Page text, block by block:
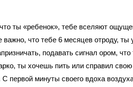
ты «ребенок», тебе вселяют
что тебе 6 месяцев отроду, ты
подавать сигнал ором, что
ты хочешь пить или справил
минуты своего вдоха